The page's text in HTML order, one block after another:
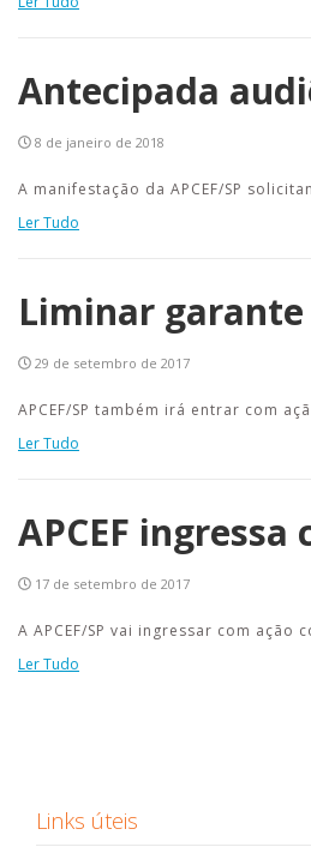
Antecipada
8 de janeiro de 2018
A manifestação da APCEF/SP
Ler Tudo
Liminar
29 de setembro de 2017
APCEF/SP também irá entrar com
Ler Tudo
APCEF
17 de setembro de 2017
A APCEF/SP vai ingressar com
Ler Tudo
Links úteis